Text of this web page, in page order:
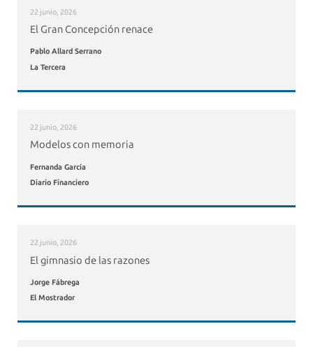
22 junio, 2026
El Gran Concepción renace
Pablo Allard Serrano
La Tercera
22 junio, 2026
Modelos con memoria
Fernanda García
Diario Financiero
22 junio, 2026
El gimnasio de las razones
Jorge Fábrega
El Mostrador